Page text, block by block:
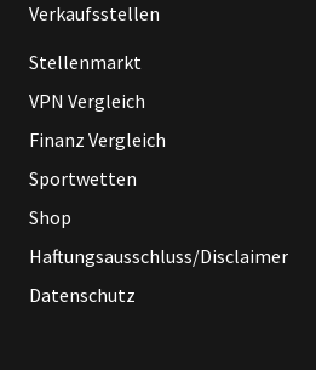
Verkaufsstellen
Stellenmarkt
VPN Vergleich
Finanz Vergleich
Sportwetten
Shop
Haftungsausschluss/Disclaimer
Datenschutz